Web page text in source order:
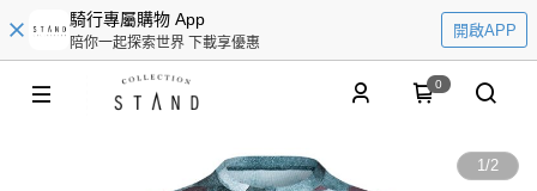
騎行專屬購物 App
陪你一起探索世界 下載享優惠
開啟APP
0
1/2